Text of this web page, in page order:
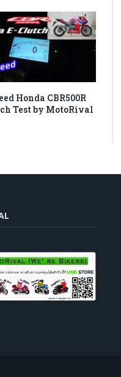
Honda CBR500R
Test by MotoRival